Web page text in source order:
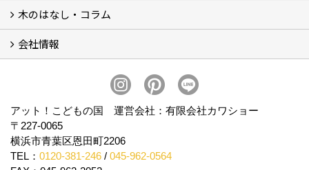
フォームで問い合わせる
LINEで概算見積り
木のはなし・コラム
木のはなし (5)
コラム
会社情報
プライバシーポリシー
アット！こどもの国 運営会社：有限会社カワショー
〒227-0065
横浜市青葉区恩田町2206
TEL： 0120-381-246 / 045-962-0564